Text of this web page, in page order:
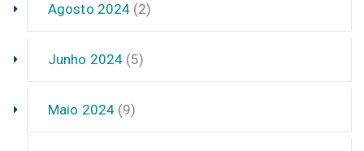
Agosto 2024 (2)
Junho 2024 (5)
Maio 2024(9)